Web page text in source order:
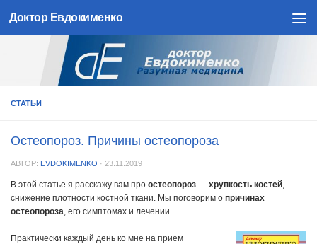
Skip to content
Доктор Евдокименко
СТАТЬИ
Остеопороз. Причины остеопороза
АВТОР: EVDOKIMENKO · 23.11.2019
В этой статье я расскажу вам про остеопороз — хрупкость костей
снижение плотности костной ткани. Мы поговорим о причинах
остеопороза , его симптомах и лечении.
Практически каждый день ко мне на прием